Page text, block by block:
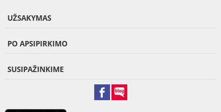
UŽSAKYMAS
PO APSIPIRKIMO
SUSIPAŽINKIME